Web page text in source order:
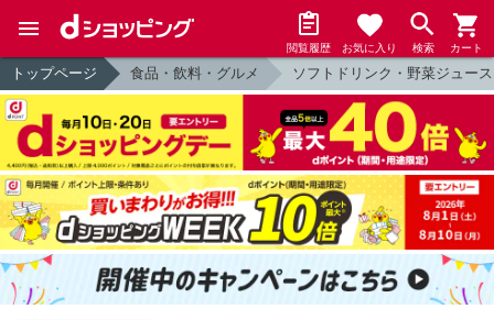
閲覧履歴 お気に入り 検索 カート
トップページ 食品・飲料・グルメ ソフトドリンク・野菜ジュー